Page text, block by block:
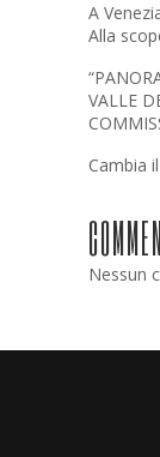
A
Alla
VALLE
Cambia
Nessun